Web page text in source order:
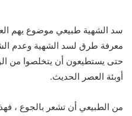
سد الشهية طبيعي موضوع يهم
معرفة طرق لسد الشهية وعدم
حتى يستطيعون أن يتخلصوا من
أوبئة العصر الحديث.
من الطبيعي أن تشعر بالجوع ،